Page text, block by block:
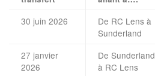
30 juin 2026
De RC Lens à
Sunderland
27 janvier
2026
De Sunderland
à RC Lens